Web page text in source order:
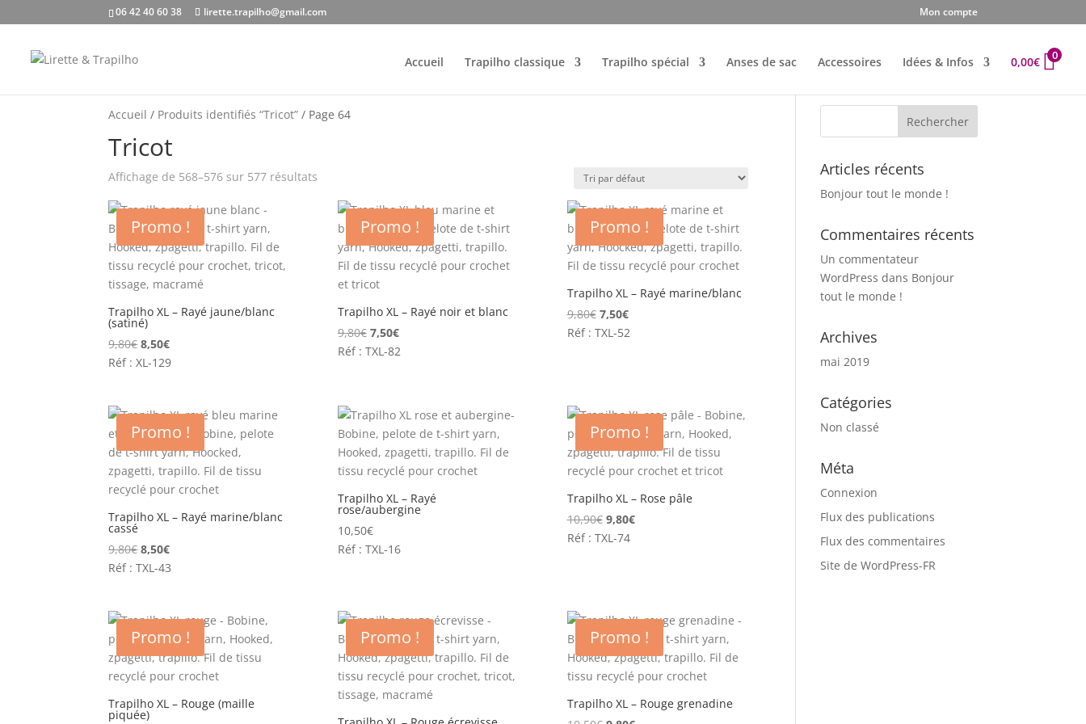
06 42 40 60 38 lirette.trapilho@gmail.com Mon compte
Accueil Trapilho classique Trapilho spécial Anses de sac Accessoires Idées & Infos 0,00€ 0
Accueil / Produits identifiés “Tricot” / Page 64
Tricot
Affichage de 568–576 sur 577 résultats
Promo !
Trapilho XL – Rayé jaune/blanc
(satiné)
9,80€Le
prix
9,80€.
8,50€Le
prix
8,50€.
Réf : XL-129
Promo !
Trapilho XL – Rayé noir et blanc
9,80€ Le
prix
7,50€Le
prix
Réf : TXL-82
Promo !
Trapilho XL – Rayé marine/blanc
9,80€ Le
prix
7,50€Le
prix
Réf : TXL-52
Promo !
Trapilho XL – Rayé marine/blanc
cassé
9,80€Le
prix
9,80€.
8,50€Le
prix
8,50€.
Réf : TXL-43
Trapilho XL – Rayé
rose/aubergine
10,50€
Réf : TXL-16
Promo !
Trapilho XL – Rose pâle
10,90€ Le
prix
9,80€Le
Réf : TXL-74
Promo !
Trapilho XL – Rouge (maille
piquée)
Promo ! Promo !
Trapilho XL – Rouge grenadine
Articles récents
Bonjour tout le monde !
Commentaires récents
Un commentateur
WordPress dans Bonjour
tout le monde !
Archives
mai 2019
Catégories
Non classé
Méta
Connexion
Flux des publications
Flux des commentaires
Site de WordPress-FR